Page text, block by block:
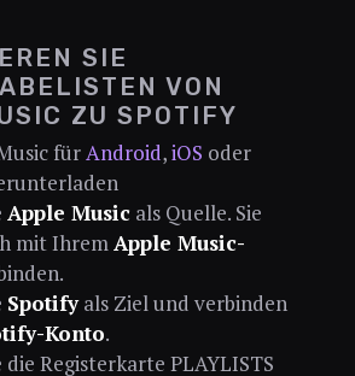
SIE
VON
ZU SPOTIFY
fürAndroid,iOS oder
Apple Musicals Quelle. Sie
mit IhremApple Music-
Spotifyals Ziel und verbinden
Konto.
die Registerkarte PLAYLISTS